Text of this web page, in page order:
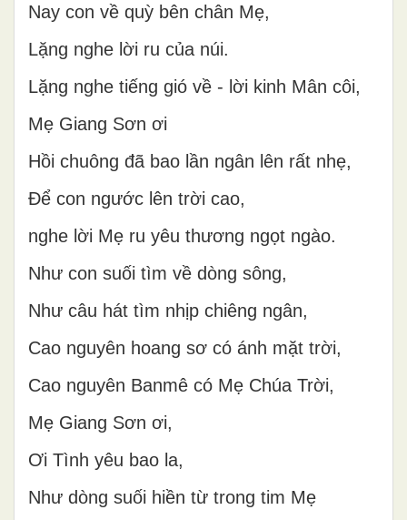
Nay con về quỳ bên chân Mẹ,
Lặng nghe lời ru của núi.
Lặng nghe tiếng gió về - lời kinh Mân côi,
Mẹ Giang Sơn ơi
Hồi chuông đã bao lần ngân lên rất nhẹ,
Để con ngước lên trời cao,
nghe lời Mẹ ru yêu thương ngọt ngào.
Như con suối tìm về dòng sông,
Như câu hát tìm nhịp chiêng ngân,
Cao nguyên hoang sơ có ánh mặt trời,
Cao nguyên Banmê có Mẹ Chúa Trời,
Mẹ Giang Sơn ơi,
Ơi Tình yêu bao la,
Như dòng suối hiền từ trong tim Mẹ